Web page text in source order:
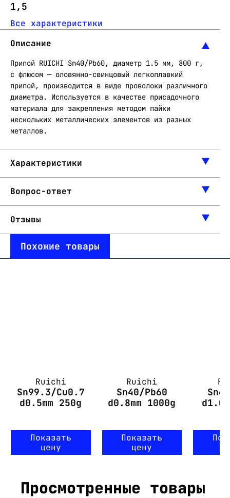
1,5
Все характеристики
Описание
Припой RUICHI Sn40/Pb60, диаметр 1.5 мм, 800 г,
с флюсом — оловянно-свинцовый легкоплавкий
припой, производится в виде проволоки различного
диаметра. Используется в качестве присадочного
материала для закрепления методом пайки
нескольких металлических элементов из разных
металлов.
Характеристики
Вопрос-ответ
Отзывы
Похожие товары
Ruichi
Sn99.3/Cu0.7
d0.5mm 250g
Показать
цену
Ruichi
Sn40/Pb60
d0.8mm 1000g
Показать
цену
Просмотренные товары